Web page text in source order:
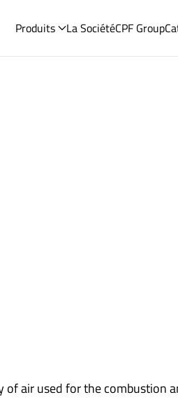
Produits La SociétéCPF Group
of air used for the combustion